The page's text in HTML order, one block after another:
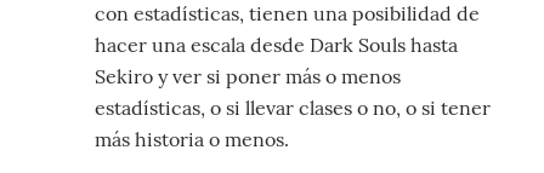
con estadísticas, tienen una posibilidad de
hacer una escala desde Dark Souls hasta
Sekiro y ver si poner más o menos
estadísticas, o si llevar clases o no, o si tener
más historia o menos.